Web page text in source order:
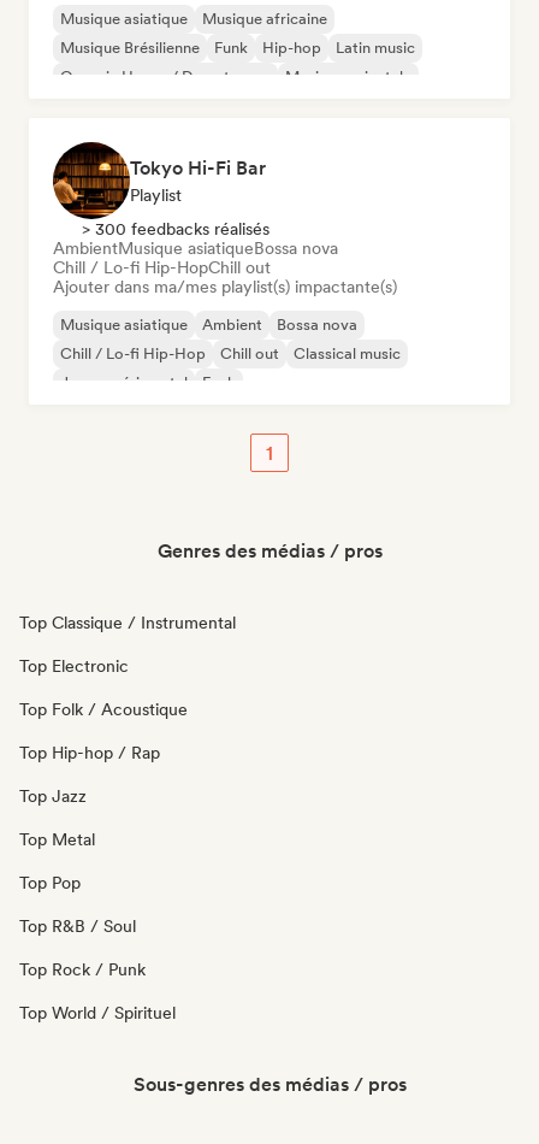
Musique asiatique
Musique africaine
Musique Brésilienne
Funk Hip-hop
Latin music
Organic House / Downtempo
Musique orientale
Tokyo Hi-Fi Bar
Playlist
> 300 feedbacks réalisés
AmbientMusique asiatiqueBossa nova
Chill / Lo-fi Hip-HopChill out
Ajouter dans ma/mes playlist(s) impactante(s)
Musique asiatique Ambient
Bossa nova
Chill / Lo-fi Hip-Hop
Chill out
Classical music
Jazz expérimental
Funk
1
Genres des médias / pros
Top Classique / Instrumental
Top Electronic
Top Folk / Acoustique
Top Hip-hop / Rap
Top Jazz
Top Metal
Top Pop
Top R&B / Soul
Top Rock / Punk
Top World / Spirituel
Sous-genres des médias / pros